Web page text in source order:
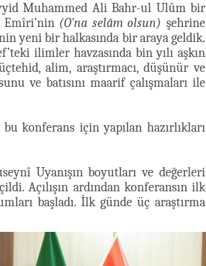
Muhammed Ali Bahr-ul Ulûm bir
(O'na selâm olsun) şehrine
yeni bir halkasında bir araya geldik.
ilimler havzasında bin yılı aşkın
alim, araştırmacı, düşünür ve
ve batısını maarif çalışmaları ile
konferans için yapılan hazırlıkları
Uyanışın boyutları ve değerleri
Açılışın ardından konferansın ilk
başladı. İlk günde üç araştırma